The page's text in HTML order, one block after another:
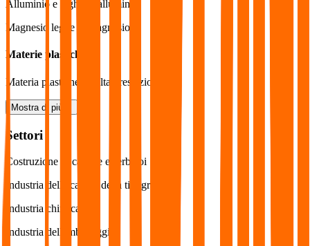
Alluminio e leghe di alluminio
Magnesio leghe di magnesio
Materie plastiche
Materia plastiche ad alta prestazione
Mostra di più
Settori
Costruzione di caldaie e serbatoi
Industria della carta e della tipografia
Industria chimica
Industria dell'imballaggio